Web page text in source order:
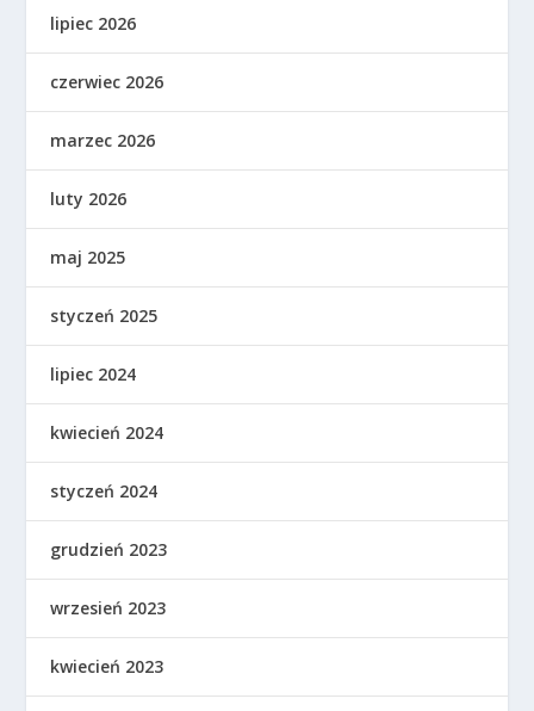
lipiec 2026
czerwiec 2026
marzec 2026
luty 2026
maj 2025
styczeń 2025
lipiec 2024
kwiecień 2024
styczeń 2024
grudzień 2023
wrzesień 2023
kwiecień 2023